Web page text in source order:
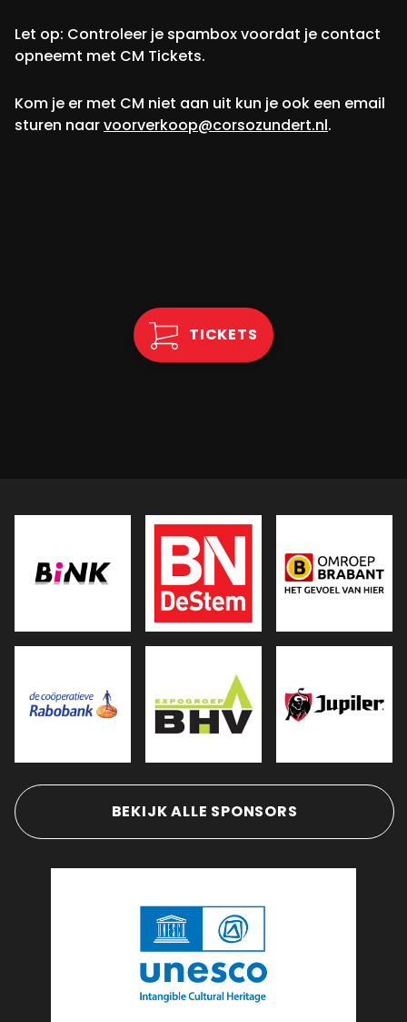
Let op: Controleer je spambox voordat je contact
opneemt met CM Tickets.
Kom je er met CM niet aan uit kun je ook een email
sturen naarvoorverkoop@corsozundert.nl.
TICKETS
BEKIJK ALLE SPONSORS